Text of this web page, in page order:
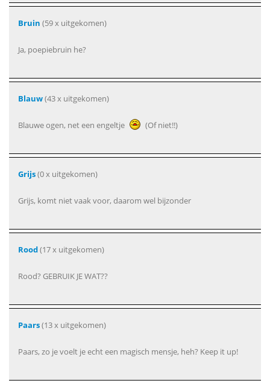
Bruin (59 x uitgekomen)
Ja, poepiebruin he?
Blauw(43 x uitgekomen)
Blauwe ogen, net een engeltje (Of niet!!)
Grijs(0 x uitgekomen)
Grijs, komt niet vaak voor, daarom wel bijzonder
Rood(17 x uitgekomen)
Rood? GEBRUIK JE WAT??
Paars(13 x uitgekomen)
Paars, zo je voelt je echt een magisch mensje, heh? Keep it up!